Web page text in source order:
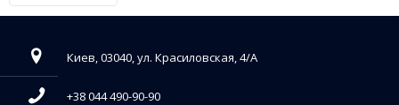
Киев, 03040, ул. Красиловская, 4/А
+38 044 490-90-90